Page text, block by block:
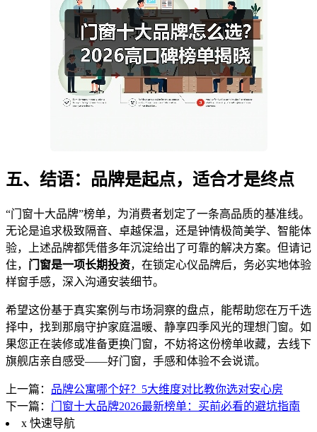
五、结语：品牌是起点，适合才是终点
“门窗十大品牌”榜单，为消费者划定了一条高品质的基准线。
无论是追求极致隔音、卓越保温，还是钟情极简美学、智能体
验，上述品牌都凭借多年沉淀给出了可靠的解决方案。但请记
住， 门窗是一项长期投资，在锁定心仪品牌后，务必实地体验
样窗手感，深入沟通安装细节。
希望这份基于真实案例与市场洞察的盘点，能帮助您在万千选
择中，找到那扇守护家庭温暖、静享四季风光的理想门窗。如
果您正在装修或准备更换门窗，不妨将这份榜单收藏，去线下
旗舰店亲自感受——好门窗，手感和体验不会说谎。
上一篇： 品牌公寓哪个好？5大维度对比教你选对安心房
下一篇： 门窗十大品牌2026最新榜单：买前必看的避坑指南
x 快速导航